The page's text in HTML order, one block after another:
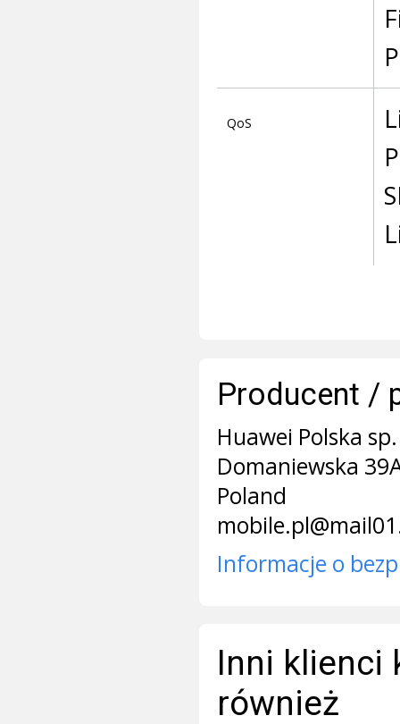
QoS
Producent /
Huawei Polska
Domaniewska
Poland
Informacje o
Inni klienci
również